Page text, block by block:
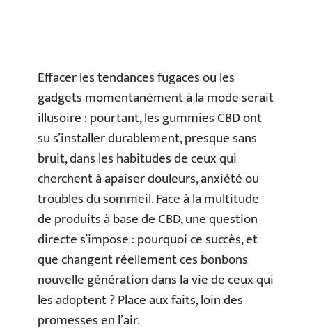
Effacer les tendances fugaces ou les
gadgets momentanément à la mode serait
illusoire : pourtant, les gummies CBD ont
su s’installer durablement, presque sans
bruit, dans les habitudes de ceux qui
cherchent à apaiser douleurs, anxiété ou
troubles du sommeil. Face à la multitude
de produits à base de CBD, une question
directe s’impose : pourquoi ce succès, et
que changent réellement ces bonbons
nouvelle génération dans la vie de ceux qui
les adoptent ? Place aux faits, loin des
promesses en l’air.